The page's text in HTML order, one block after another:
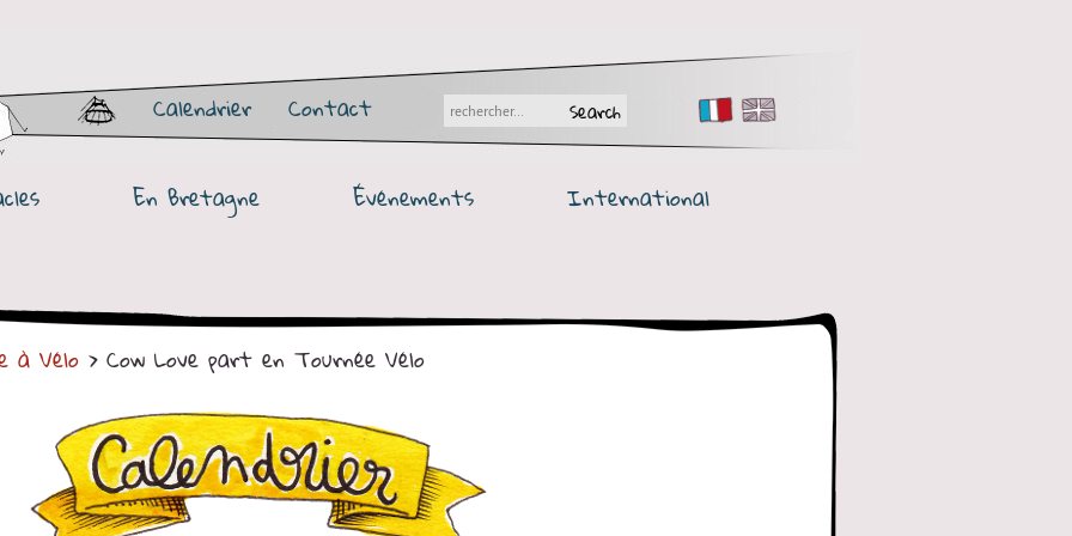
Calendrier Contact FR EN
En Bretagne Événements International
à Vélo > Cow Love part en Tournée Vélo